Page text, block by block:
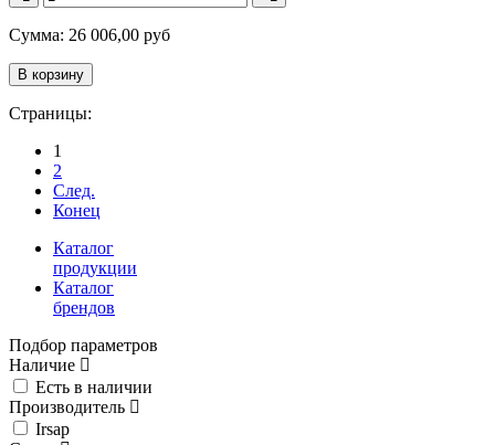
Сумма: 26 006,00 руб
Страницы:
1
2
След.
Конец
Каталог
продукции
Каталог
брендов
Подбор параметров
Наличие
Есть в наличии
Производитель
Irsap